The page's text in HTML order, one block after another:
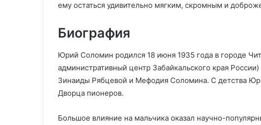
ему остаться удивительно мягким, скромным и
Биография
Юрий Соломин родился 18 июня 1935 года в городе
административный центр Забайкальского края
Зинаиды Рябцевой и Мефодия Соломина. С детства
Дворца пионеров.
Большое влияние на мальчика оказал научно-